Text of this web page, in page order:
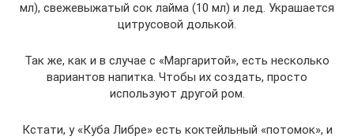
мл), свежевыжатый сок лайма (10 мл) и лед. Украшается
цитрусовой долькой.
Так же, как и в случае с «Маргаритой», есть несколько
вариантов напитка. Чтобы их создать, просто
используют другой ром.
Кстати, у «Куба Либре» есть коктейльный «потомок», и